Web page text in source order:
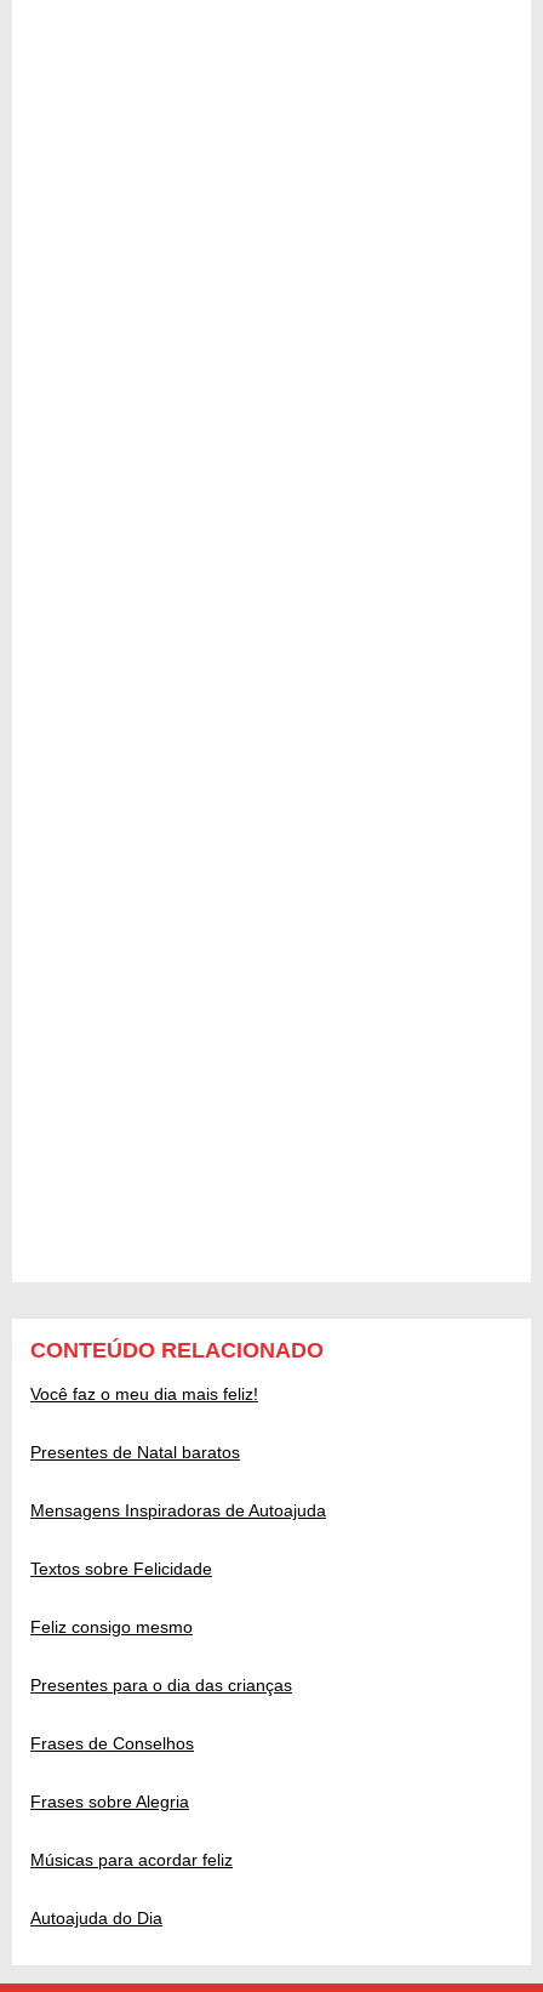
CONTEÚDO RELACIONADO
Você faz o meu dia mais feliz!
Presentes de Natal baratos
Mensagens Inspiradoras de Autoajuda
Textos sobre Felicidade
Feliz consigo mesmo
Presentes para o dia das crianças
Frases de Conselhos
Frases sobre Alegria
Músicas para acordar feliz
Autoajuda do Dia